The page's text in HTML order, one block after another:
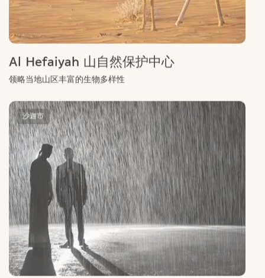
Al Hefaiyah 山自然保护中心
领略当地山区丰富的生物多样性
雨屋 (Rain Room)